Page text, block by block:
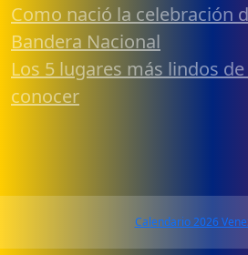
Como nació la celebración
Bandera Nacional
Los 5 lugares más lindos
conocer
Calendario 2026